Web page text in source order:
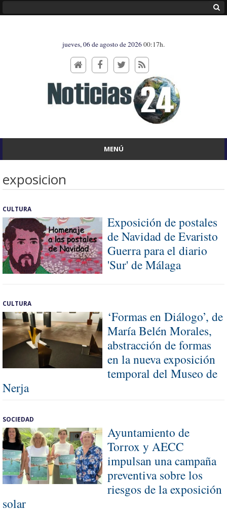
jueves, 06 de agosto de 202600:17h.
MENÚ
exposicion
CULTURA
Exposición de postales
de Navidad de Evaristo
Guerra para el diario
'Sur' de Málaga
CULTURA
‘Formas en Diálogo’, de
María Belén Morales,
abstracción de formas
en la nueva exposición
temporal del Museo de
Nerja
SOCIEDAD
Ayuntamiento de
Torrox y AECC
impulsan una campaña
preventiva sobre los
riesgos de la exposición
solar